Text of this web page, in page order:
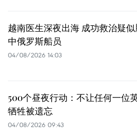
越南医生深夜出海 成功救治疑
中俄罗斯船员
04/08/2026 14:03
500个昼夜行动：不让任何一位
牺牲被遗忘
04/08/2026 09:43